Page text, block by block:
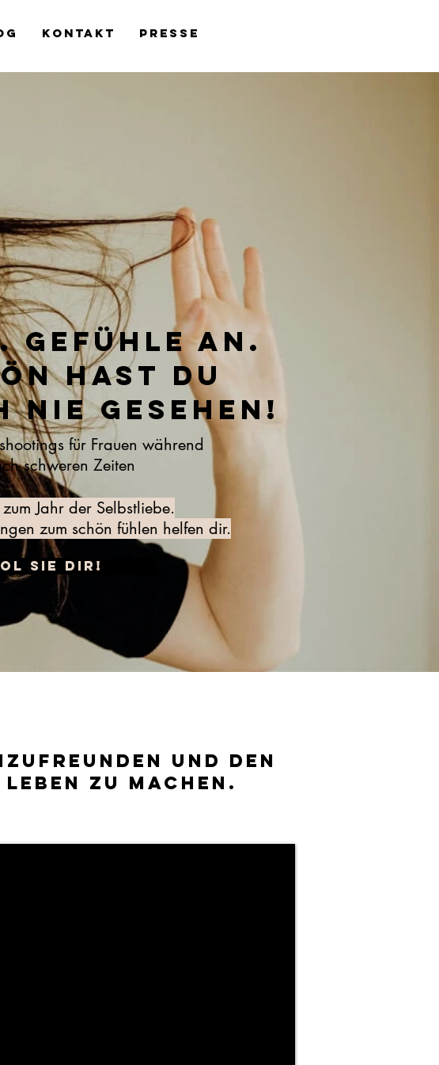
KONTAKT PRESSE
sie dir!
gefühle an.
hast du
nie gesehen!
Jahr der Selbstliebe.
zum schön fühlen helfen dir.
für Frauen während
schweren Zeiten
und den
zu machen.